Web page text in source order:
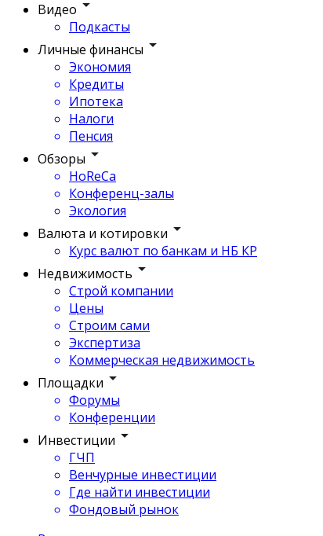
Видео
Подкасты
Личные финансы
Экономия
Кредиты
Ипотека
Налоги
Пенсия
Обзоры
HoReCa
Конференц-залы
Экология
Валюта и котировки
Курс валют по банкам и НБ КР
Недвижимость
Строй компании
Цены
Строим сами
Экспертиза
Коммерческая недвижимость
Площадки
Форумы
Конференции
Инвестиции
ГЧП
Венчурные инвестиции
Где найти инвестиции
Фондовый рынок